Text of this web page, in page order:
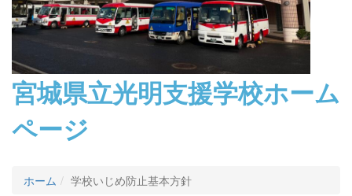
宮城県立光明支援学校ホーム
ページ
ホーム 学校いじめ防止基本方針